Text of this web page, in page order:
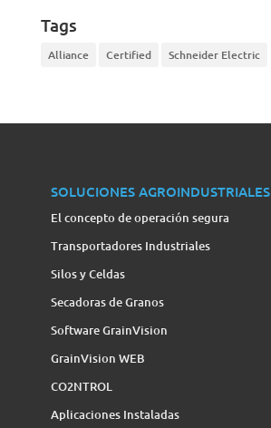
Tags
Alliance Certified Schneider Electric
SOLUCIONES AGROINDUSTRIALES
El concepto de operación segura
Transportadores Industriales
Silos y Celdas
Secadoras de Granos
Software GrainVision
GrainVision WEB
CO2NTROL
Aplicaciones Instaladas